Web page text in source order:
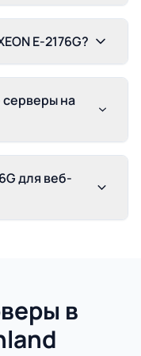
E-2176G?
серверы на
для веб-
в